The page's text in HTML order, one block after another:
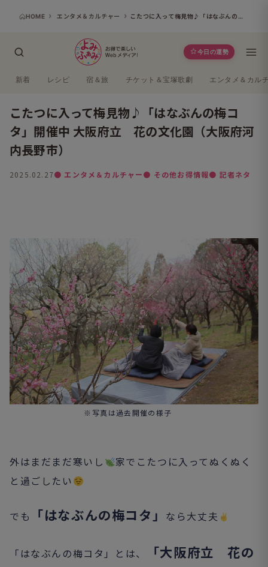
HOME エンタメ＆カルチャー こたつに入って梅見物♪「はなぶんの梅コタ」開催中 大阪府立 花の文化園（大阪府河内長野市）
今日の運勢
新着 レシピ 宿＆旅 チケット＆宝塚歌劇 エンタメ＆カル
こたつに入って梅見物♪「はなぶんの梅コ
タ」開催中 大阪府立 花の文化園（大阪府河
内長野市）
2025.02.27● エンタメ＆カルチャー● その他お得情報● 記者ネタ
※写真は過去開催の様子
外はまだまだ寒いし
家でこたつに入ってぬくぬく
と過ごしたい
でも 「はなぶんの梅コタ」 なら大丈夫
「はなぶんの梅コタ」とは、
「大阪府立 花の